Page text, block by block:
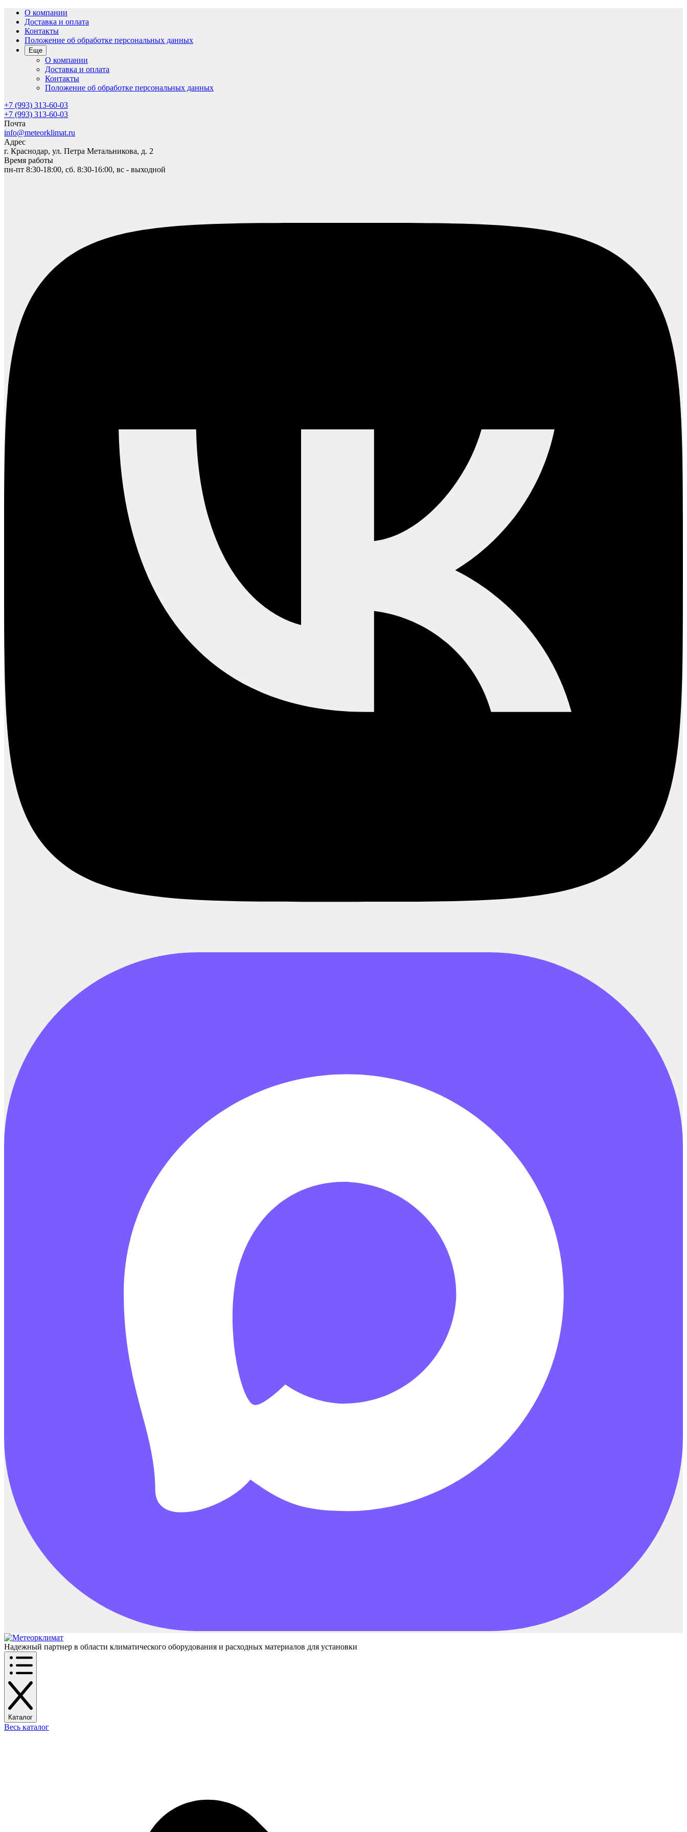
О компании
Доставка и оплата
Контакты
Положение об обработке персональных данных
Еще
О компании
Доставка и оплата
Контакты
Положение об обработке персональных данных
+7 (993) 313-60-03
+7 (993) 313-60-03
Почта
info@meteorklimat.ru
Адрес
г. Краснодар, ул. Петра Метальникова, д. 2
Время работы
пн-пт 8:30-18:00, сб. 8:30-16:00, вс - выходной
Надежный партнер в области климатического оборудования и расходных материалов для установки
Каталог
Весь каталог